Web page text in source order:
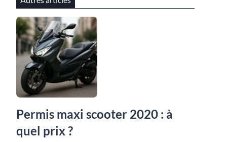
Permis maxi scooter 2020 : à
quel prix ?